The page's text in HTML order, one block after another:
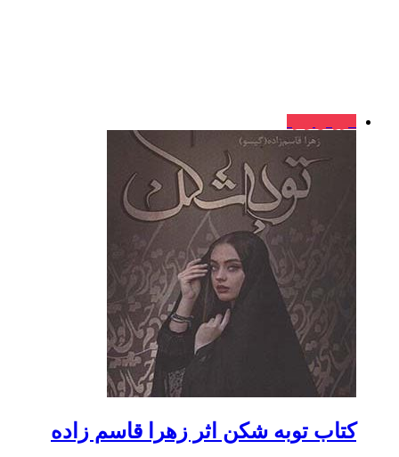
کتاب توبه شکن اثر زهرا قاسم زاده